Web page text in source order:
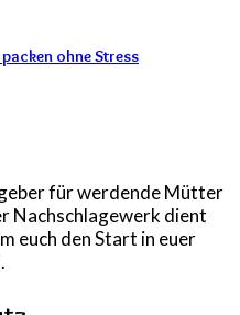
ohne Stress
für werdende Mütter
Nachschlagewerk dient
euch den Start in euer